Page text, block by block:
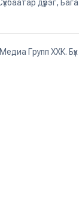
дүүрэг,
Групп ХХК. Бүх